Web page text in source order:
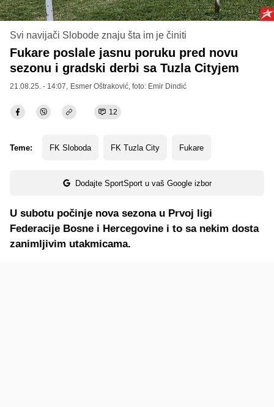
Svi navijači Slobode znaju šta im je činiti
Fukare poslale jasnu poruku pred novu
sezonu i gradski derbi sa Tuzla Cityjem
21.08.25. - 14:07, Esmer Oštraković, foto: Emir Dindić
12
Teme: FK Sloboda FK Tuzla City Fukare
Dodajte SportSport u vaš Google izbor
U subotu počinje nova sezona u Prvoj ligi
Federacije Bosne i Hercegovine i to sa nekim dosta
zanimljivim utakmicama.